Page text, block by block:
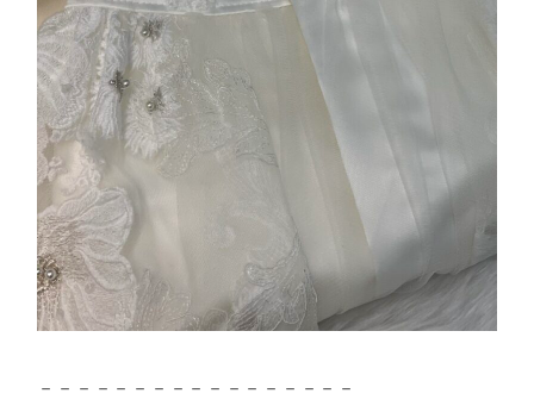
－－－－－－－－－－－－－－－－－